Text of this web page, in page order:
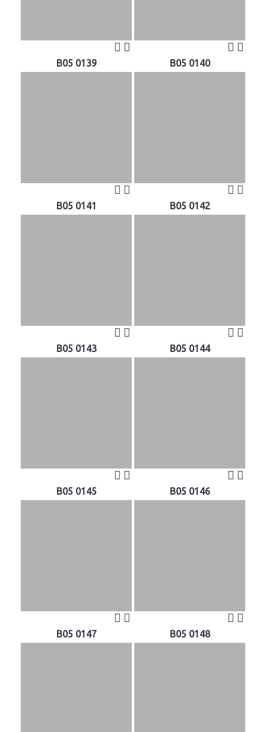
B05 0139 B05 0140
B05 0141 B05 0142
B05 0143 B05 0144
B05 0145 B05 0146
B05 0147 B05 0148